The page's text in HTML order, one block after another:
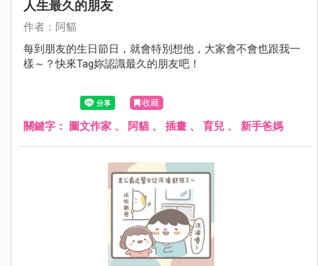
人生最久的朋友
作者：阿貓
每到朋友的生日節日，就會特別想他，大家會不會也跟我一
樣～？快來Tag妳認識最久的朋友吧！
收藏
關鍵字： 圖文作家 、 阿貓 、 插畫 、 育兒 、 新手爸媽